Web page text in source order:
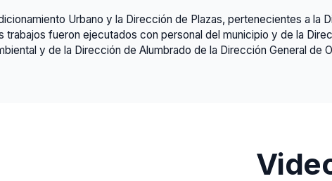
Urbano y la Dirección de Plazas, pertenecientes a la
trabajos fueron ejecutados con personal del municipio y de la
y de la Dirección de Alumbrado de la Dirección General de